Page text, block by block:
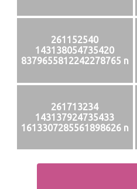
261152540
143138054735420
8379655812242278765 n
261713234
143137924735433
1613307285561898626 n